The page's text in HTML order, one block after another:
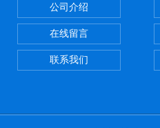
公司介绍
在线留言
联系我们